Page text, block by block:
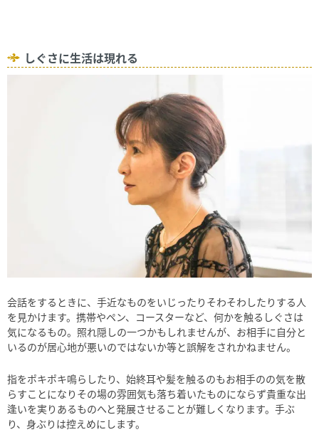
しぐさに生活は現れる
会話をするときに、手近なものをいじったりそわそわしたりする人
を見かけます。携帯やペン、コースターなど、何かを触るしぐさは
気になるもの。照れ隠しの一つかもしれませんが、お相手に自分と
いるのが居心地が悪いのではないか等と誤解をされかねません。
指をポキポキ鳴らしたり、始終耳や髪を触るのもお相手のの気を散
らすことになりその場の雰囲気も落ち着いたものにならず貴重な出
逢いを実りあるものへと発展させることが難しくなります。手ぶ
り、身ぶりは控えめにします。